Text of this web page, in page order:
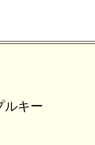
ルキー